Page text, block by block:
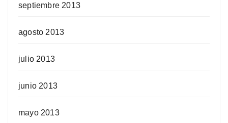
septiembre 2013
agosto 2013
julio 2013
junio 2013
mayo 2013